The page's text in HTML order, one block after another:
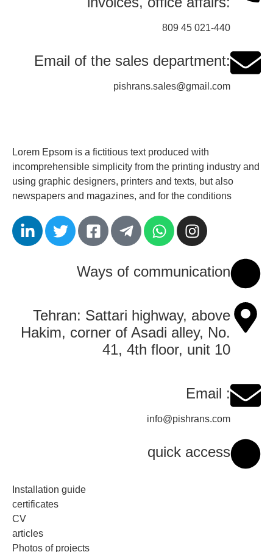
809 45 021-440
Email of the sales department:
pishrans.sales@gmail.com
Lorem Epsom is a fictitious text produced with
incomprehensible simplicity from the printing industry and
using graphic designers, printers and texts, but also
newspapers and magazines, and for the conditions
Ways of communication
Tehran: Sattari highway, above
Hakim, corner of Asadi alley, No.
41, 4th floor, unit 10
Email :
info@pishrans.com
quick access
Installation guide
certificates
CV
articles
Photos of projects